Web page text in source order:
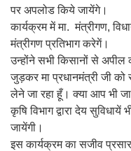
पर अपलोड किये जायेंगे।
कार्यक्रम में मा. मंत्रीगण,
मंत्रीगण प्रतिभाग करेगें।
उन्होंने सभी किसानों से
जुड़कर मा प्रधानमंत्री जी को
लेने जा रहा हूँ। क्या आप भी जा
कृषि विभाग द्वारा देय
जायेंगी।
इस कार्यक्रम का सजीव